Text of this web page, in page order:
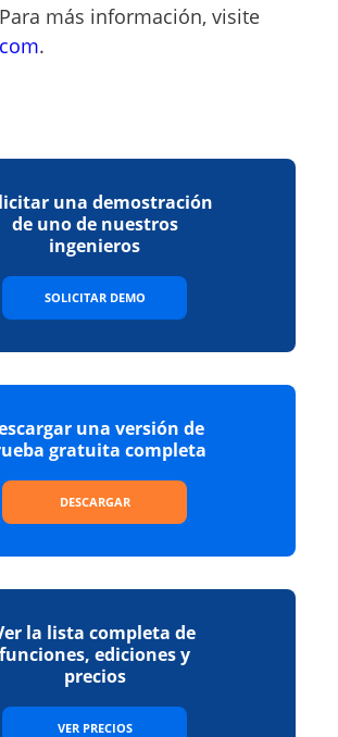
más información, visite
.
una demostración
de uno de nuestros
ingenieros
SOLICITAR DEMO
una versión de
gratuita completa
DESCARGAR
la lista completa de
funciones, ediciones y
precios
VER PRECIOS